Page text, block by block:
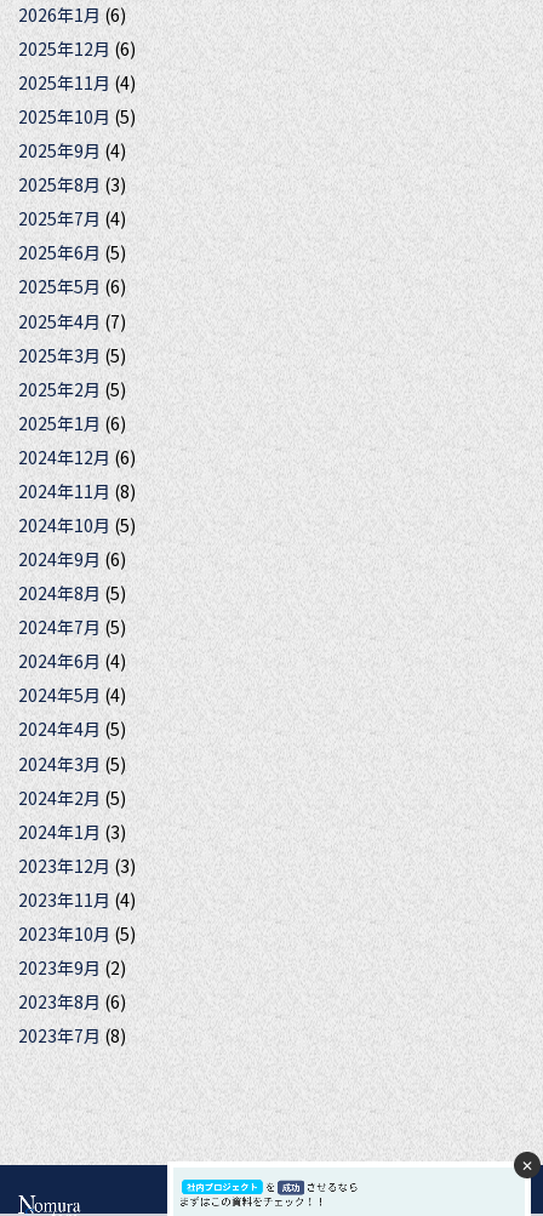
2026年1月(6)
2025年12月 (6)
2025年11月 (4)
2025年10月(5)
2025年9月(4)
2025年8月(3)
2025年7月 (4)
2025年6月(5)
2025年5月(6)
2025年4月 (7)
2025年3月(5)
2025年2月 (5)
2025年1月(6)
2024年12月 (6)
2024年11月(8)
2024年10月 (5)
2024年9月(6)
2024年8月 (5)
2024年7月(5)
2024年6月(4)
2024年5月 (4)
2024年4月(5)
2024年3月(5)
2024年2月 (5)
2024年1月 (3)
2023年12月(3)
2023年11月 (4)
2023年10月 (5)
2023年9月(2)
2023年8月(6)
2023年7月(8)
✕